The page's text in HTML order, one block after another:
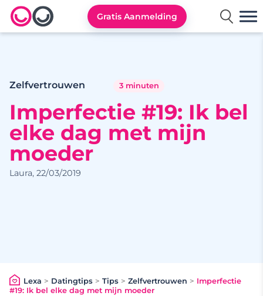
Lexa logo
Gratis Aanmelding
Zelfvertrouwen 3 minuten
Imperfectie #19: Ik bel
elke dag met mijn
moeder
Laura, 22/03/2019
Lexa > Datingtips > Tips > Zelfvertrouwen > Imperfectie
#19: Ik bel elke dag met mijn moeder